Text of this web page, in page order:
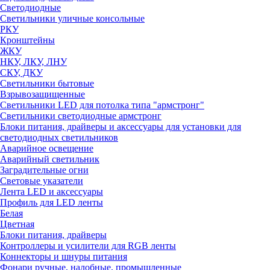
Светодиодные
Светильники уличные консольные
РКУ
Кронштейны
ЖКУ
НКУ, ЛКУ, ЛНУ
СКУ, ДКУ
Светильники бытовые
Взрывозащищенные
Светильники LED для потолка типа "армстронг"
Светильники светодиодные армстронг
Блоки питания, драйверы и аксессуары для установки для
светодиодных светильников
Аварийное освещение
Аварийный светильник
Заградительные огни
Световые указатели
Лента LED и аксессуары
Профиль для LED ленты
Белая
Цветная
Блоки питания, драйверы
Контроллеры и усилители для RGB ленты
Коннекторы и шнуры питания
Фонари ручные, налобные, промышленные